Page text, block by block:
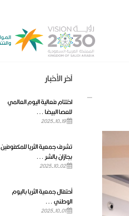
آخر الأخبار
اختتام فعالية اليوم العالمي
للعصا البيضا ...
2025-10-19
تشرف جمعية الثريا للمكفوفين
بجازان بالشر ...
2025-10-02
أحتفال جمعية الثريا باليوم
الوطني ...
2025-10-01